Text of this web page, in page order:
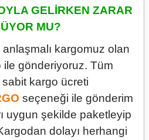
GELİRKEN ZARAR
MU?
kargomuz olan
ile gönderiyoruz. Tüm
sabit kargo ücreti
seçeneği ile gönderim
uygun şekilde paketleyip
dolayı herhangi